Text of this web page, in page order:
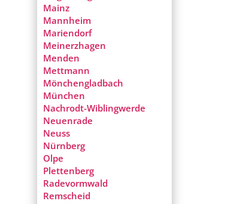
Mainz
Mannheim
Mariendorf
Meinerzhagen
Menden
Mettmann
Mönchengladbach
München
Nachrodt-Wiblingwerde
Neuenrade
Neuss
Nürnberg
Olpe
Plettenberg
Radevormwald
Remscheid